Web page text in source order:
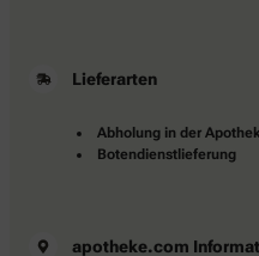
Lieferarten
Abholung in der
Botendienstlieferung
apotheke.com